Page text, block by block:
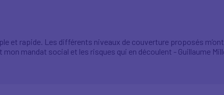
et rapide. Les différents niveaux de couverture proposés
mandat social et les risques qui en découlent - Guillaume